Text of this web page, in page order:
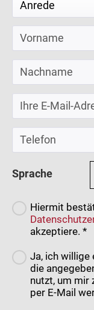
Sprache
Hiermit
akzeptiere. *
Ja, ich willige
die
nutzt, um mir
per E-Mail